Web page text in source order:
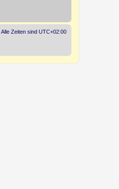
Alle Zeiten sind UTC+02:00